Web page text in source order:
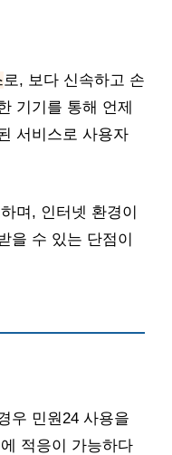
로, 보다 신속하고 손
기기를 통해 언제
서비스로 사용자
며, 인터넷 환경이
을 수 있는 단점이
우 민원24 사용을
적응이 가능하다